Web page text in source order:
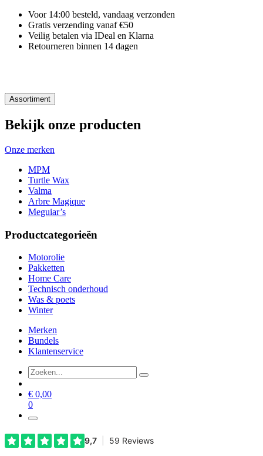
Voor 14:00 besteld, vandaag verzonden
Gratis verzending vanaf €50
Veilig betalen via IDeal en Klarna
Retourneren binnen 14 dagen
Assortiment
Bekijk onze producten
Onze merken
MPM
Turtle Wax
Valma
Arbre Magique
Meguiar’s
Productcategorieën
Motorolie
Pakketten
Home Care
Technisch onderhoud
Was & poets
Winter
Merken
Bundels
Klantenservice
€ 0,00
0